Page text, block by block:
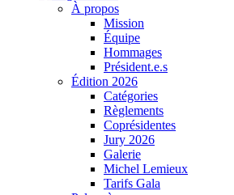
À propos
Mission
Équipe
Hommages
Président.e.s
Édition 2026
Catégories
Règlements
Coprésidentes
Jury 2026
Galerie
Michel Lemieux
Tarifs Gala